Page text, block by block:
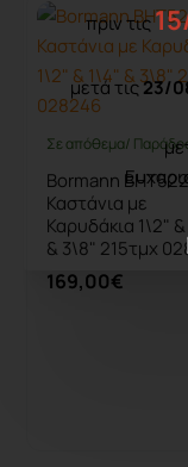
πριν τις
μετά τις23/
Σε απόθεμα/
Bormann
Καστάνια με
Καρυδάκια 1\2"
& 3\8" 215τμχ
169,00€